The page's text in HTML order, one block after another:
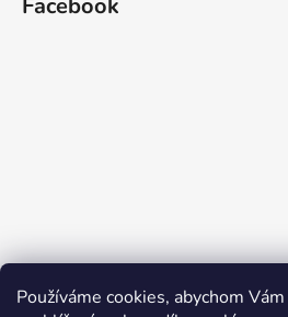
Používáme cookies, abychom